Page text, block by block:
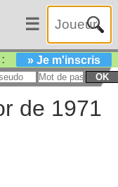
☰
» Je m'inscris
OK
de 1971